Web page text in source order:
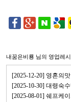
내꿈은비룡 님의 영업레
[2025-12-20] 영혼의
[2025-10-30] 대령숙
[2025-08-01] 쉐프케